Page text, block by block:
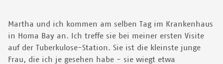
Martha und ich kommen am selben Tag im Krankenhaus
in Homa Bay an. Ich treffe sie bei meiner ersten Visite
auf der Tuberkulose-Station. Sie ist die kleinste junge
Frau, die ich je gesehen habe - sie wiegt etwa